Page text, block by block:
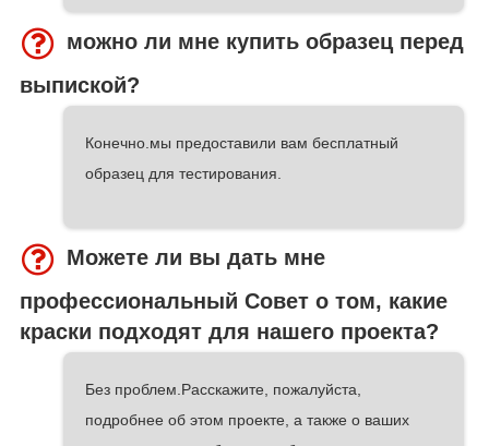
можно ли мне купить образец перед
выпиской?
Конечно.мы предоставили вам бесплатный
образец для тестирования.
Можете ли вы дать мне
профессиональный Совет о том, какие
краски подходят для нашего проекта?
Без проблем.Расскажите, пожалуйста,
подробнее об этом проекте, а также о ваших